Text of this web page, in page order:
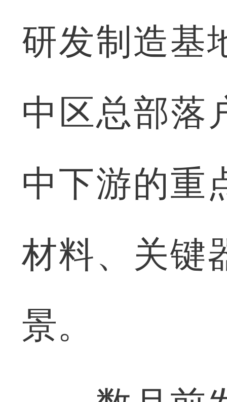
研发制造基
中区总部
中下游的重
材料、关键
景。